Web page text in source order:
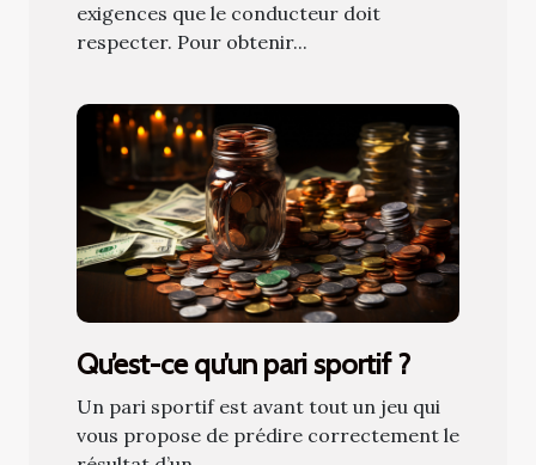
exigences que le conducteur doit
respecter. Pour obtenir...
Qu’est-ce qu’un pari sportif ?
Un pari sportif est avant tout un jeu qui
vous propose de prédire correctement le